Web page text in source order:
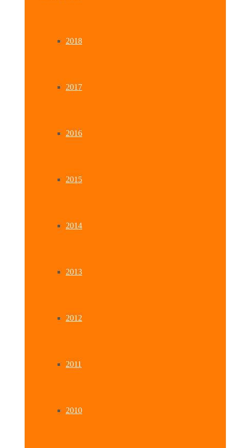
2018
2017
2016
2015
2014
2013
2012
2011
2010